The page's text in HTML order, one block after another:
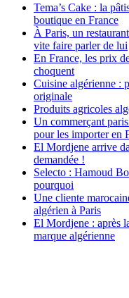
Tema’s Cake : la
boutique en France
À Paris, un
vite faire parler de lui
En France, les prix
choquent
Cuisine algérienne :
originale
Produits agricoles
Un commerçant
pour les importer en
El Mordjene arrive
demandée !
Selecto : Hamoud
pourquoi
Une cliente
algérien à Paris
El Mordjene : après
marque algérienne